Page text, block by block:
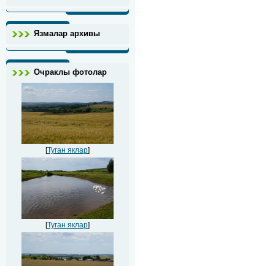
Язмалар архивы
Очраклы фотолар
[Туган яклар]
[Туган яклар]